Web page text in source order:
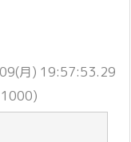
月) 19:57:53.29